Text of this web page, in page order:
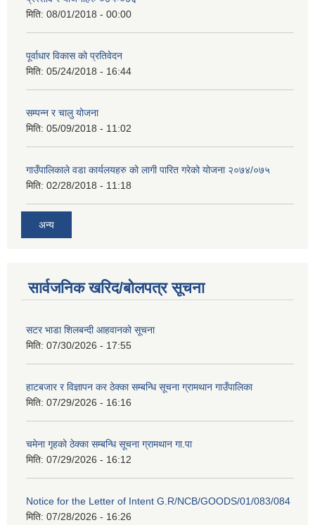
मिति: 08/01/2018 - 00:00
पूर्वाधार विकास को प्रतिवेदन
मिति: 05/24/2018 - 16:44
सम्पन्न र चालु योजना
मिति: 05/09/2018 - 11:02
गाउँपालिकाले वडा कार्यलयहरु को लागी पारित गरेको योजना २०७४/०७५
मिति: 02/28/2018 - 11:18
अन्य
सार्वजनिक खरिद/बोलपत्र सूचना
सटर भाडा शिलबन्दी आहवानको सूचना
मिति: 07/30/2026 - 17:55
हाटबजार र विज्ञापन कर ठेक्का सम्बन्धि सूचना ग्रामथान गाउँपालिका
मिति: 07/29/2026 - 16:16
चमेना गृहको ठेक्का सम्बन्धि सूचना ग्रामथान गा.पा
मिति: 07/29/2026 - 16:12
Notice for the Letter of Intent G.R/NCB/GOODS/01/083/084
मिति: 07/28/2026 - 16:26